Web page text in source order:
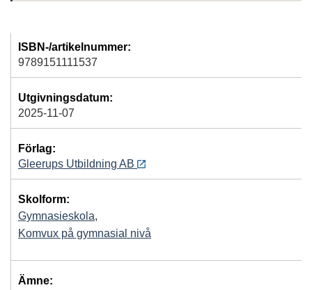
ISBN-/artikelnummer:
9789151111537
Utgivningsdatum:
2025-11-07
Förlag:
Gleerups Utbildning AB
Skolform:
Gymnasieskola,
Komvux på gymnasial nivå
Ämne: